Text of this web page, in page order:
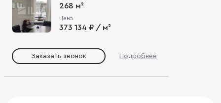
268 м²
Цена
373 134 ₽ / м²
Заказать звонок Подробнее